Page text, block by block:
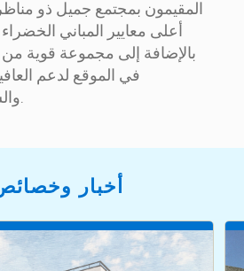
المقيمون بمجتمع جميل ذو
أعلى معايير المباني
بالإضافة إلى مجموعة قوية
في الموقع لدعم
والشيخوخة في المكان.
أخبار